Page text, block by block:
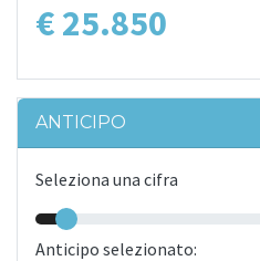
€ 25.850
ANTICIPO
Seleziona una cifra
Anticipo selezionato: